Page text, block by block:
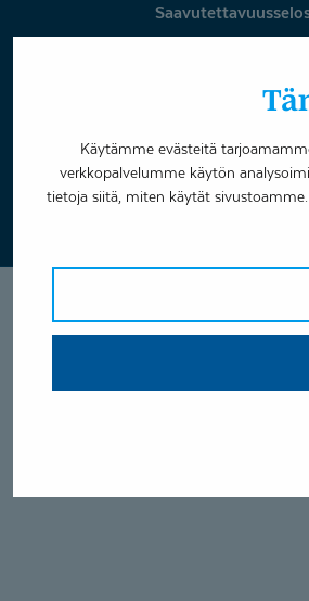
Käytämme evästeitä
verkkopalvelumme käytön
tietoja siitä, miten käytät
Varaa aika
FacebookLinkedIn